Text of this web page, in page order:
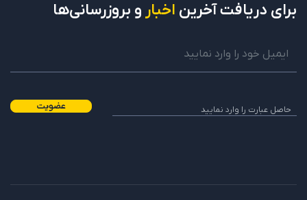
برای دریافتآخرین اخبار و بروزرسانی‌ها
عضویت